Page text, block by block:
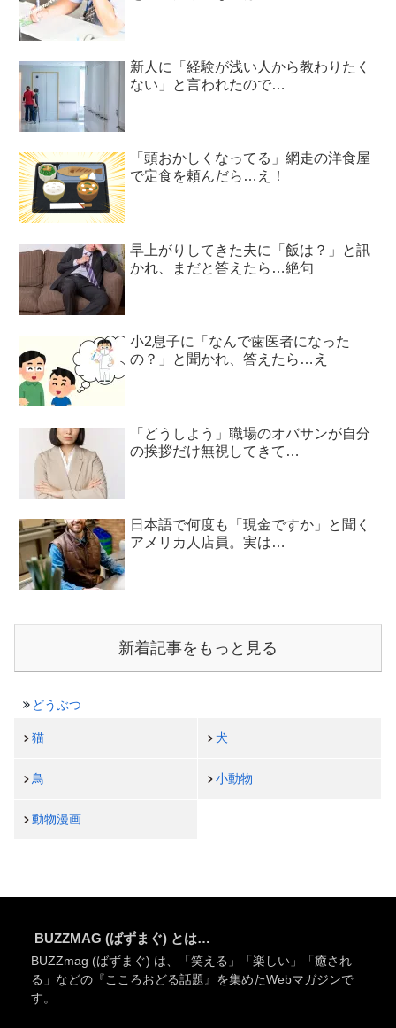
新人に「経験が浅い人から教わりたく
ない」と言われたので…
「頭おかしくなってる」網走の洋食屋
で定食を頼んだら…え！
早上がりしてきた夫に「飯は？」と訊
かれ、まだと答えたら…絶句
小2息子に「なんで歯医者になった
の？」と聞かれ、答えたら…え
「どうしよう」職場のオバサンが自分
の挨拶だけ無視してきて…
日本語で何度も「現金ですか」と聞く
アメリカ人店員。実は…
新着記事をもっと見る
どうぶつ
猫 犬
鳥 小動物
動物漫画
BUZZMAG (ばずまぐ) とは…
BUZZmag (ばずまぐ) は、「笑える」「楽しい」「癒され
る」などの『こころおどる話題』を集めたWebマガジンで
す。